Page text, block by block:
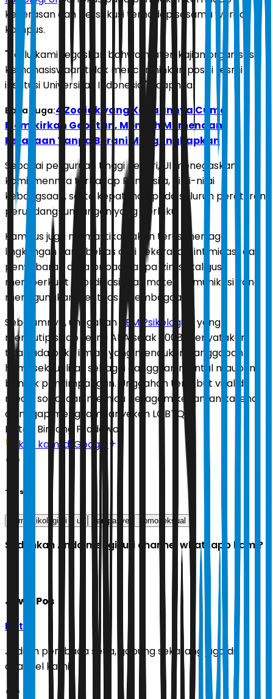
kekerasan dan persekusi terhadap sesama warga
kampus.
"Perlu kami tegaskan bahwa materi kajian organisasi
kemahasiswaan tidak mencerminkan posisi resmi
institusi Universitas Indonesia," ucapnya.
Baca Juga:4 Zodiak yang Kerjaannya Cuma
Memikirkan Gebetan, Memilih Memendam
Perasaan Tanpa Berani Mengungkapkan
Sebagai perguruan tinggi negeri, UI menegaskan
komitmennya terhadap Pancasila, nilai-nilai
kebangsaan, serta kepatuhan pada seluruh peraturan
perundang-undangan yang berlaku.
Kampus juga memastikan akan terus menjaga
lingkungan yang bebas dari kekerasan, intimidasi, dan
penyebaran data pribadi tanpa izin, sekaligus
memperkuat koordinasi atas materi komunikasi yang
menggunakan identitas kelembagaan.
Sebelumnya, unggahan
BEM Psikologi UI yang
mengutip sikap resmi APA sejak 2008 menyatakan
tidak ada bukti ilmiah yang mendukung anggapan
homoseksualitas sebagai gangguan mental maupun
bentuk penyimpangan. Unggahan tersebut viral di
media sosial dan memicu beragam kecaman karena
dianggap mengkampanyekan LGBTQ.
Editor: Bintang Pradewo
Ikuti kami di Google
Tags
bem psikologi ui ui kampanye homoseksual
Sudahkah Anda mengikuti channel whatsapp kami?
Jawa Pos
Ikuti
Jadilah pembaca setia, gabung sekarang juga di
channel kami!